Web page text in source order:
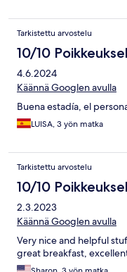
Tarkistettu arvostelu
10/10
4.6.2024
Käännä Googlen avulla
Buena estadía, el
LUISA, 3 yön matka
Tarkistettu arvostelu
10/10
2.3.2023
Käännä Googlen avulla
Very nice and helpful
great breakfast,